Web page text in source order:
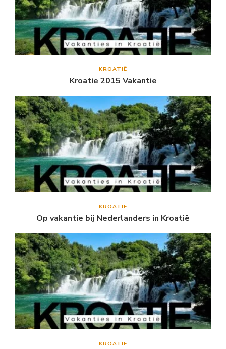
KROATIË
Kroatie 2015 Vakantie
KROATIË
Op vakantie bij Nederlanders in Kroatië
KROATIË